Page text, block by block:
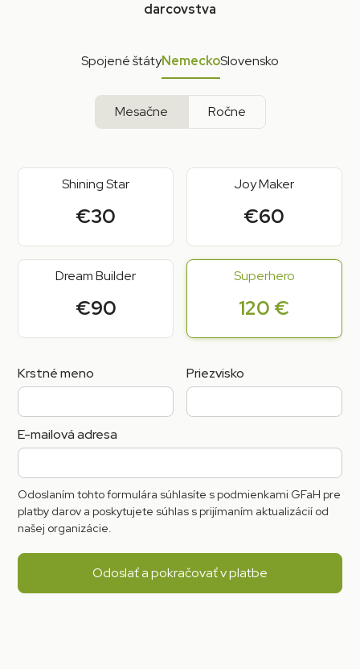
darcovstva
Spojené štátyNemeckoSlovensko
Mesačne Ročne
Shining Star
€30
Joy Maker
€60
Dream Builder
€90
Superhero
120 €
Krstné meno Priezvisko
E-mailová adresa
Odoslaním tohto formulára súhlasíte s podmienkami GFaH pre
platby darov a poskytujete súhlas s prijímaním aktualizácií od
našej organizácie.